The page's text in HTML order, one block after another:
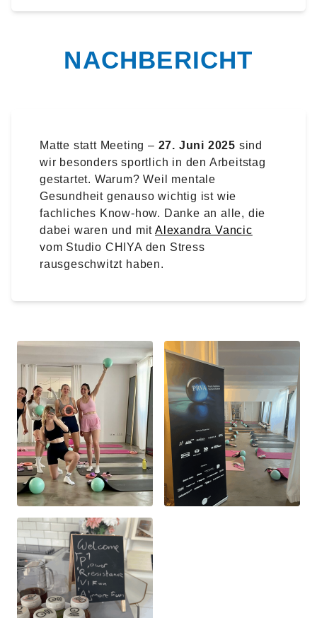
NACHBERICHT
Matte statt Meeting – 27. Juni 2025 sind
wir besonders sportlich in den Arbeitstag
gestartet. Warum? Weil mentale
Gesundheit genauso wichtig ist wie
fachliches Know-how. Danke an alle, die
dabei waren und mitAlexandra Vancic
vom Studio CHIYA den Stress
rausgeschwitzt haben.